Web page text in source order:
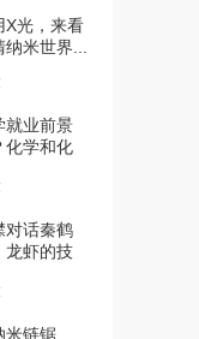
16:38
16:34
13:39
X光，来看
米世界...
就业前景
化学和化
对话秦鹤
龙虾的技
米链锯